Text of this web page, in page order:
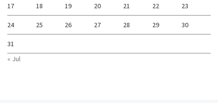
17 18 19 20 21 22 23
24 25 26 27 28 29 30
31
« Jul